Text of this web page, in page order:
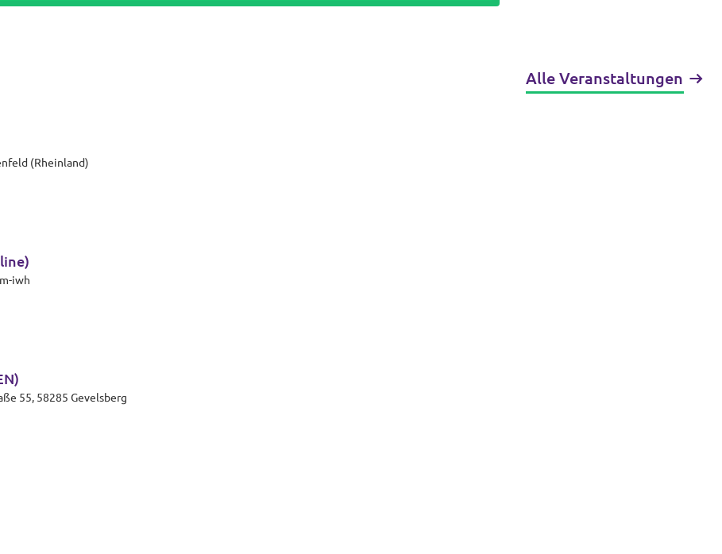
Alle Veranstaltungen
(Rheinland)
iwh
55, 58285 Gevelsberg